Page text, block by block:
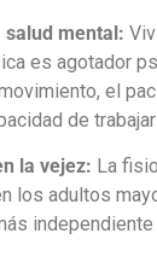
salud mental:
es agotador
el
de
la vejez: La
los adultos